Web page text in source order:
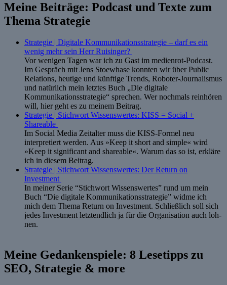
Meine Beiträge: Podcast und Texte zum
Thema Strategie
Strategie | Digitale Kommunikationsstrategie – darf es ein
wenig mehr sein Herr Ruisinger?
Vor wenigen Tagen war ich zu Gast im medienrot-Podcast.
Im Gespräch mit Jens Stoewhase konnten wir über Public
Relations, heutige und künftige Trends, Roboter-Journalismus
und natürlich mein letztes Buch „Die digitale
Kommunikationsstrategie“ sprechen. Wer nochmals reinhören
will, hier geht es zu meinem Beitrag.
Strategie | Stichwort Wissenswertes: KISS = Social +
Shareable
Im Social Media Zeitalter muss die KISS-For­mel neu
interpretiert werden. Aus »Keep it short and simp­le« wird
»Keep it significant and shareable«. Warum das so ist, erkläre
ich in diesem Beitrag.
Strategie | Stichwort Wissenswertes: Der Return on
Investment
In meiner Serie “Stich­wort Wis­sens­wer­tes” rund um mein
Buch “Die digi­ta­le Kom­mu­ni­ka­ti­ons­stra­te­gie” widme ich
mich dem The­ma Return on Invest­ment. Schließ­lich soll sich
jedes Invest­ment letzt­end­lich ja für die Orga­ni­sa­ti­on auch loh­
nen.
Meine Gedankenspiele: 8 Lesetipps zu
SEO, Strategie & more